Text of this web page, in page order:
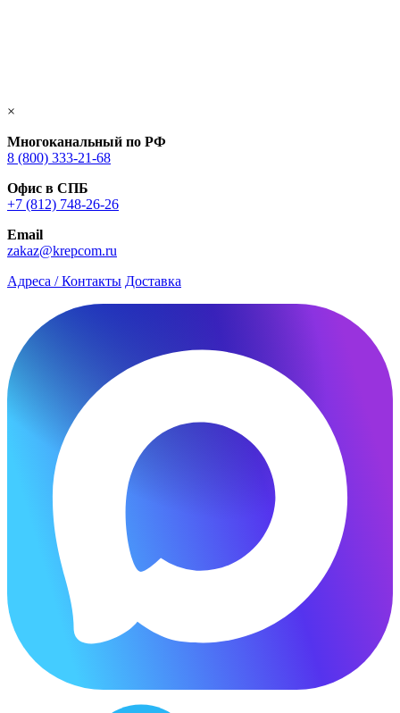
×
Многоканальный по РФ
8 (800) 333‑21-68
Офис в СПБ
+7 (812) 748‑26-26
Email
zakaz@krepcom.ru
Адреса / Контакты Доставка